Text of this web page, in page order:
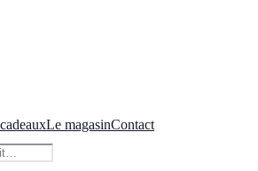
Le magasinContact